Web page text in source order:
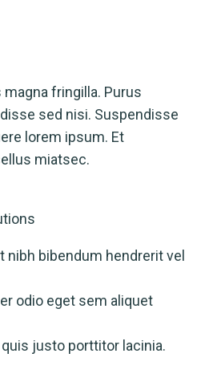
fringilla. Purus
sed nisi. Suspendisse
lorem ipsum. Et
miatsec.
nibh bibendum hendrerit vel
odio eget sem aliquet
justo porttitor lacinia.